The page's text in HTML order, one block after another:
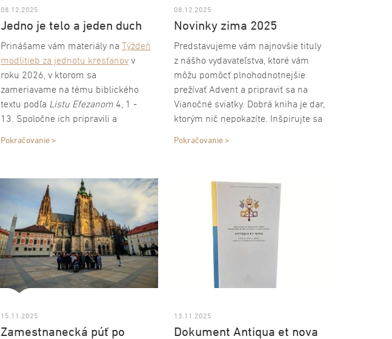
08.12.2025
Jedno je telo a jeden duch
Prinášame vám materiály na Týždeň
modlitieb za jednotu kresťanov v
roku 2026, v ktorom sa
zameriavame na tému biblického
textu podľa Listu Efezanom 4, 1 -
13. Spoločne ich pripravili a
publikovali Dikastérium na podporu
Toto tradičné stretnutie sa bude
konať od 18. do 25. januára 2026.
Pokračovanie >
08.12.2025
Novinky zima 2025
Predstavujeme vám najnovšie tituly
z nášho vydavateľstva, ktoré vám
môžu pomôcť plnohodnotnejšie
prežívať Advent a pripraviť sa na
Vianočné sviatky. Dobrá kniha je dar,
ktorým nič nepokazíte. Inšpirujte sa
našimi novinkami, v ktorých si každý
Pokračovanie >
15.11.2025
Zamestnanecká púť po
13.11.2025
Dokument Antiqua et nova